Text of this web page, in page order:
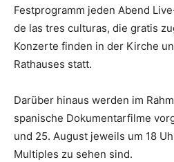
Festprogramm jeden Abend
de las tres culturas, die gratis
Konzerte finden in der Kirche
Rathauses statt.
Darüber hinaus werden im
spanische Dokumentarfilme
und 25. August jeweils um 18
Multiples zu sehen sind.